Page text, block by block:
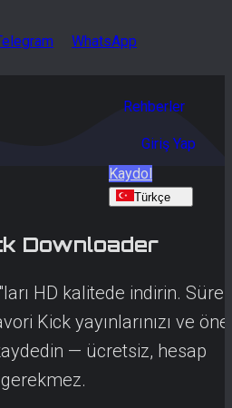
WhatsApp
Rehberler
Giriş Yap
Kaydol
Türkçe
Downloader
HD kalitede indirin.
Kick yayınlarınızı ve öne
— ücretsiz, hesap
gerekmez.